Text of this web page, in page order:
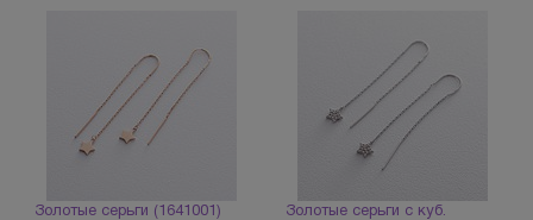
Золотые серьги (1641001)
Золотые серьги с куб.